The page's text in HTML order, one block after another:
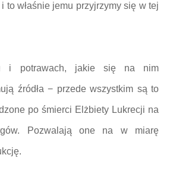
i to właśnie jemu przyjrzymy się w tej
i potrawach, jakie się na nim
źródła − przede wszystkim są to
po śmierci Elżbiety Lukrecji na
Pozwalają one na w miarę